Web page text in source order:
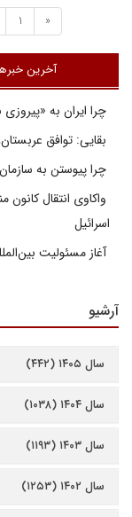
«
1
آخرین
چرا ایران به
بقایی: توافق
چرا پیوستن به
واکاوی انتقال کانون
اسرائیل
آغاز مسئولیت
آرشیو
سال ۱۴۰۵ (۴۴۲)
سال ۱۴۰۴ (۱۰۳۸)
سال ۱۴۰۳ (۱۱۹۳)
سال ۱۴۰۲ (۱۲۵۳)